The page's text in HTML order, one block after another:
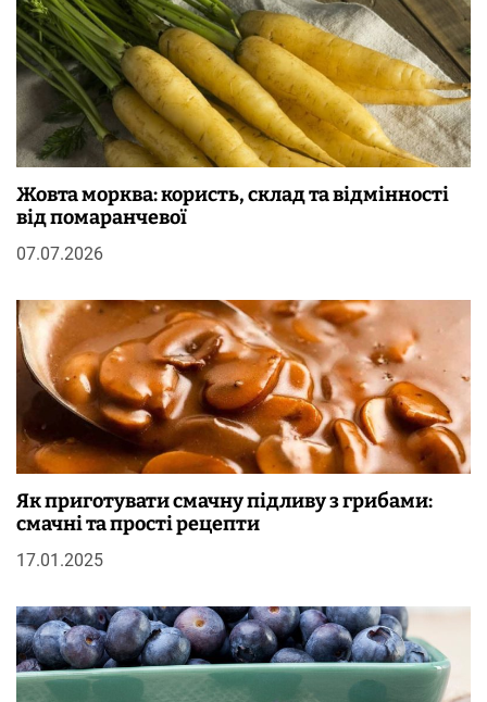
Жовта морква: користь, склад та відмінності
від помаранчевої
07.07.2026
Як приготувати смачну підливу з грибами:
смачні та прості рецепти
17.01.2025